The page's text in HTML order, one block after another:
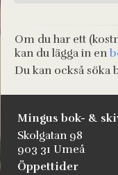
Om du har ett
kan du lägga in en
Du kan också söka
Mingus bok- &
Skolgatan 98
903 31 Umeå
Öppettider